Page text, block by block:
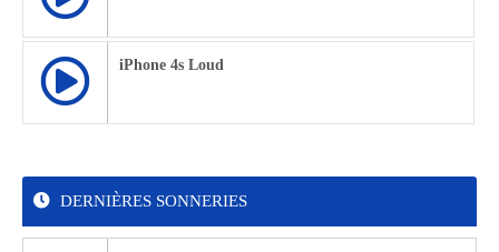
iPhone 4s Loud
DERNIÈRES SONNERIES